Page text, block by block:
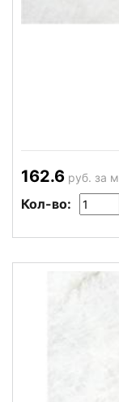
162.6 руб. за м
Кол-во: